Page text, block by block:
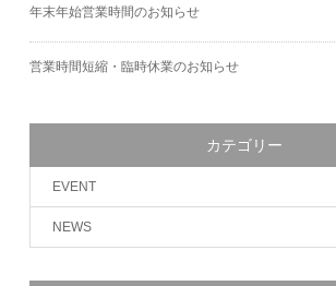
年末年始営業時間のお知らせ
営業時間短縮・臨時休業のお知らせ
カテゴリー
EVENT
NEWS